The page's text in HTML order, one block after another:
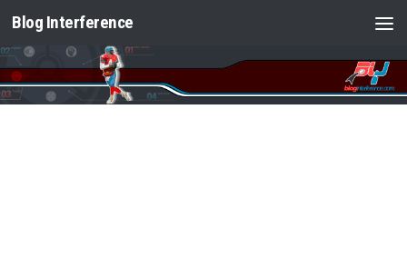
Saltar al contenido
Blog Interference